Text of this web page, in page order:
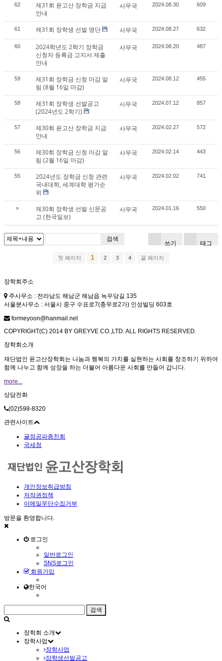
62
제31회 윤고산 장학금 지급
안내
사무국 2024.08.30 609
61 제31회 장학생 선발 명단 사무국 2024.08.27 632
60
2024학년도 2학기 장학금
신청자 등록금 고지서 제출
안내
사무국 2024.08.20 487
59
제31회 장학금 신청 마감 알
림 (8월 16일 마감)
사무국 2024.08.12 455
58
제31회 장학생 선발공고
(2024년도 2학기)
사무국 2024.07.12 857
57
제30회 윤고산 장학금 지급
안내
사무국 2024.02.27 572
56
제30회 장학금 신청 마감 알
림 (2월 16일 마감)
사무국 2024.02.14 443
55
2024년도 장학금 신청 관련
국내대학, 세계대학 평가순
위
사무국 2024.02.02 741
»
제30회 장학생 선발 신문공
고 (한국일보)
사무국 2024.01.16 550
쓰기 태그
검색
첫 페이지 1 2 3 4 끝 페이지
장학회주소
주사무소 : 전라남도 해남군 해남읍 녹우당길 135
서울분사무소 : 서울시 중구 수표로7(충무로2가) 인성빌딩 603호
formeyoon@hanmail.net
COPYRIGHT(C) 2014 BY GREYVE CO.,LTD. ALL RIGHTS RESERVED.
장학회소개
재단법인 윤고산장학회는 나눔과 행복의 가치를 실현하는 사회를 창조하기 위하여
함께 나누고 함께 성장을 하는 더불어 아름다운 사회를 만들어 갑니다.
more...
상담전화
(02)598-8320
관련사이트
귤정공파종친회
국세청
개인정보취급방침
저작권정책
이메일무단수집거부
방문을 환영합니다.
로그인
일반로그인
SNS로그인
회원가입
한국어
장학회 소개
장학사업
장학사업
장학생선발공고